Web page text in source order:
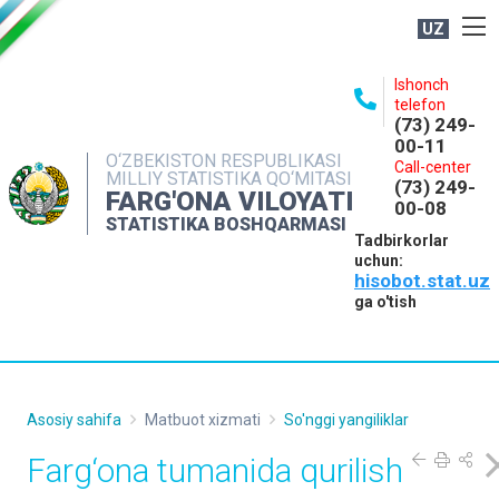
UZ
O‘ZBEKISTON RESPUBLIKASI
MILLIY STATISTIKA QO‘MITASI
FARG'ONA VILOYATI
STATISTIKA BOSHQARMASI
Ishonch
telefon
(73) 249-
00-11
Call-center
(73) 249-
00-08
Tadbirkorlar
uchun:
hisobot.stat.uz
ga o'tish
NASHRLAR
INTERAKTIV XIZMATLAR
MATBUOT XIZMATI
Asosiy sahifa Matbuot xizmati So'nggi yangiliklar
Farg‘ona tumanida qurilish